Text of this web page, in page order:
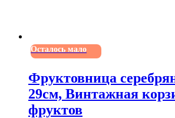
Осталось мало
Фруктовница
29см, Винтажная
фруктов